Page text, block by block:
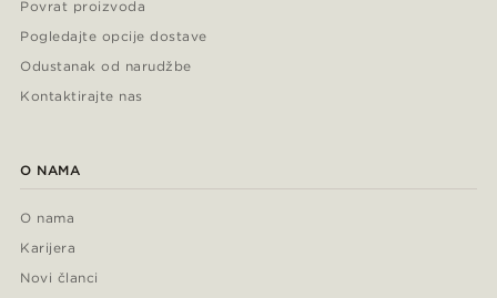
Povrat proizvoda
Pogledajte opcije dostave
Odustanak od narudžbe
Kontaktirajte nas
O NAMA
O nama
Karijera
Novi članci